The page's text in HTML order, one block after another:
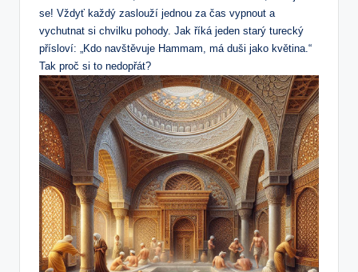
se!‍ Vždyť každý zaslouží jednou za čas vypnout a​
vychutnat si chvilku pohody. ‍Jak říká jeden starý turecký​
přísloví: „Kdo ⁣navštěvuje ⁣Hammam, má duši‌ jako květina.“
Tak proč ‍si to nedopřát?